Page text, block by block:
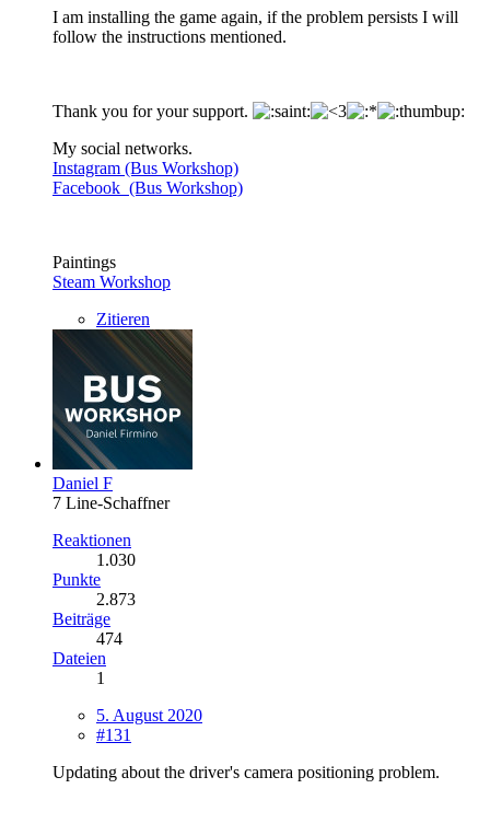
I am installing the game again, if the problem persists I will
follow the instructions mentioned.
Thank you for your support.
My social networks.
Instagram (Bus Workshop)
Facebook (Bus Workshop)
Paintings
Steam Workshop
Zitieren
Daniel F
7 Line-Schaffner
Reaktionen
1.030
Punkte
2.873
Beiträge
474
Dateien
1
5. August 2020
#131
Updating about the driver's camera positioning problem.